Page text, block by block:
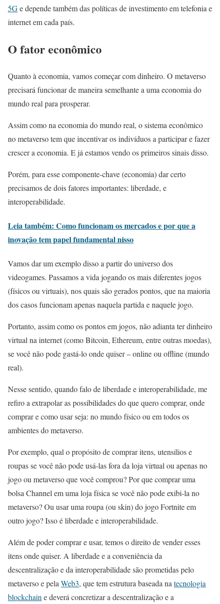
5Ge depende também das políticas de investimento em telefonia e
internet em cada país.
O fator econômico
Quanto à economia, vamos começar com dinheiro. O metaverso
precisará funcionar de maneira semelhante a uma economia do
mundo real para prosperar.
Assim como na economia do mundo real, o sistema econômico
no metaverso tem que incentivar os indivíduos a participar e fazer
crescer a economia. E já estamos vendo os primeiros sinais disso.
Porém, para esse componente-chave (economia) dar certo
precisamos de dois fatores importantes: liberdade, e
interoperabilidade.
Leia também: Como funcionam os mercados e por que a
inovação tem papel fundamental nisso
Vamos dar um exemplo disso a partir do universo dos
videogames. Passamos a vida jogando os mais diferentes jogos
(físicos ou virtuais), nos quais são gerados pontos, que na maioria
dos casos funcionam apenas naquela partida e naquele jogo.
Portanto, assim como os pontos em jogos, não adianta ter dinheiro
virtual na internet (como Bitcoin, Ethereum, entre outras moedas),
se você não pode gastá-lo onde quiser – online ou offline (mundo
real).
Nesse sentido, quando falo de liberdade e interoperabilidade, me
refiro a extrapolar as possibilidades do que quero comprar, onde
comprar e como usar seja: no mundo físico ou em todos os
ambientes do metaverso.
Por exemplo, qual o propósito de comprar itens, utensílios e
roupas se você não pode usá-las fora da loja virtual ou apenas no
jogo ou metaverso que você comprou? Por que comprar uma
bolsa Channel em uma loja física se você não pode exibi-la no
metaverso? Ou usar uma roupa (ou skin) do jogo Fortnite em
outro jogo? Isso é liberdade e interoperabilidade.
Além de poder comprar e usar, temos o direito de vender esses
itens onde quiser. A liberdade e a conveniência da
descentralização e da interoperabilidade são prometidas pelo
metaverso e pelaWeb3, que tem estrutura baseada natecnologia
blockchaine deverá concretizar a descentralização e a